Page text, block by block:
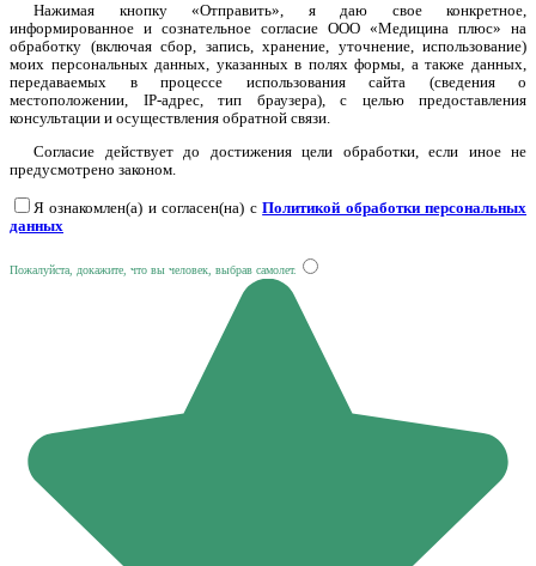
Нажимая кнопку «Отправить», я даю свое конкретное,
информированное и сознательное согласие ООО «Медицина плюс» на
обработку (включая сбор, запись, хранение, уточнение, использование)
моих персональных данных, указанных в полях формы, а также данных,
передаваемых в процессе использования сайта (сведения о
местоположении, IP-адрес, тип браузера), с целью предоставления
консультации и осуществления обратной связи.
Согласие действует до достижения цели обработки, если иное не
предусмотрено законом.
Я ознакомлен(а) и согласен(на) сПолитикой обработки персональных
данных
Пожалуйста, докажите, что вы человек, выбрав самолет.